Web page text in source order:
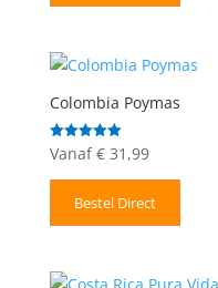
Colombia Poymas
Gewaardeerd
5.00
uit 5
Vanaf €31,99
Bestel Direct